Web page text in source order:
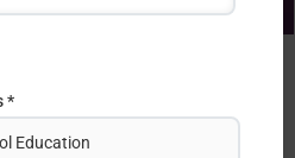
Πιστοποίηση με το
Τριτοβάθμιας
*
Education